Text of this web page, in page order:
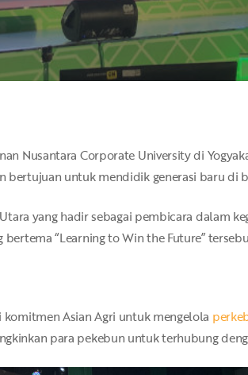
Nusantara Corporate University di
untuk mendidik generasi baru di
yang hadir sebagai pembicara dalam
bertema “Learning to Win the Future”
Asian Agri untuk mengelola
para pekebun untuk terhubung